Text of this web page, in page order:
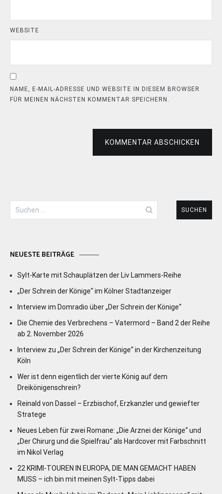
WEBSITE
NAME, E-MAIL-ADRESSE UND WEBSITE IN DIESEM BROWSER
FÜR MEINEN NÄCHSTEN KOMMENTAR SPEICHERN.
KOMMENTAR ABSCHICKEN
Suchen
nach:
NEUESTE BEITRÄGE
Sylt-Karte mit Schauplätzen der Liv Lammers-Reihe
„Der Schrein der Könige“ im Kölner Stadtanzeiger
Interview im Domradio über „Der Schrein der Könige“
Die Chemie des Verbrechens – Vatermord – Band 2 der Reihe
ab 2. November 2026
Interview zu „Der Schrein der Könige“ in der Kirchenzeitung
Köln
Wer ist denn eigentlich der vierte König auf dem
Dreikönigenschrein?
Reinald von Dassel – Erzbischof, Erzkanzler und gewiefter
Stratege
Neues Leben für zwei Romane: „Die Arznei der Könige“ und
„Der Chirurg und die Spielfrau“ als Hardcover mit Farbschnitt
im Nikol Verlag
22 KRIMI-TOUREN IN EUROPA, DIE MAN GEMACHT HABEN
MUSS – ich bin mit meinen Sylt-Tipps dabei